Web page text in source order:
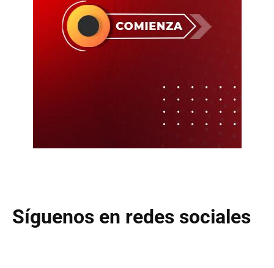
Síguenos en redes sociales